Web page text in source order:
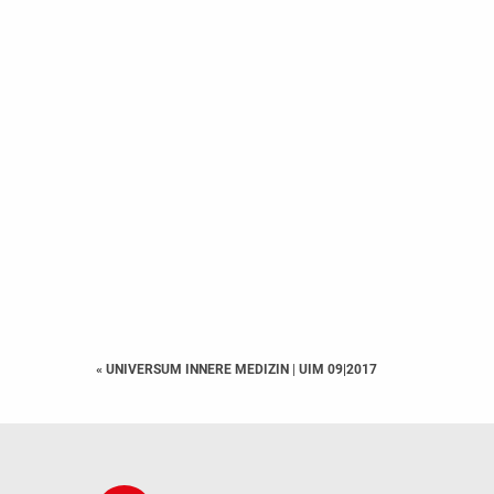
« UNIVERSUM INNERE MEDIZIN | UIM 09|2017